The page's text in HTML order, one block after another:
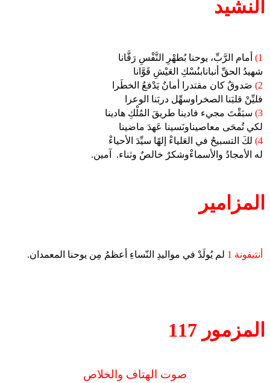
النشيد
1)
أمام الرَّبِّ، يوحنا بُطهْرِ النَّفْسِ رَقَّانا
شهيدُ الحقِّ أنبانابنُسْكِ العَيْشِ قَوَّانا
2)
صَدوقٌ كان مقتدرا أمانٌ يَدْفعُ الخطَرا
فليِّنْ قلبَنا الصخراوسهِّل دربَنا الوعرا
3) سبَقْتَ مجيء فادينا طريقَ المُلْكِ هادينا
لكي تُمحَى معاصيناونَسينا عَهدَ ماضينا
4) لكَ التسبيحُ في العَلياءْ إلهًا سيِّدَ الأحياءْ
له الأمجادُ والأسماءْوشكرٌ خالصٌ وثناء.
آمين.
المزامير
أنتيفونة 1 لم يُولَدْ في مواليدِ النّساءِ أعظمُ مِن يوحنا المعمدان.
المزمور 117
صوت الهتاف والخلاص